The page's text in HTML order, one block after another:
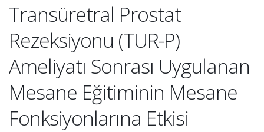
Transüretral Prostat
Rezeksiyonu (TUR-P)
Ameliyatı Sonrası Uygulanan
Mesane Eğitiminin Mesane
Fonksiyonlarına Etkisi